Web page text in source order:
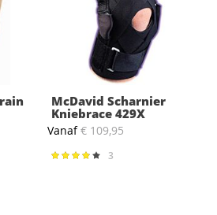
McDavid Scharnier
Kniebrace 429X
Vanaf € 109,95
Waardering:
3